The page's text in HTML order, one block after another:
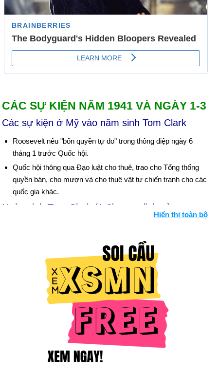
CÁC SỰ KIỆN NĂM 1941 VÀ NGÀY 1-3
Các sự kiện ở Mỹ vào năm sinh Tom Clark
Roosevelt nêu "bốn quyền tự do" trong thông điệp ngày 6
tháng 1 trước Quốc hội.
Quốc hội thông qua Đạo luật cho thuê, trao cho Tổng thống
quyền bán, cho mượn và cho thuê vật tư chiến tranh cho các
quốc gia khác.
Ngày sinh Tom Clark (1-3) trong lịch sử
Ohio trở thành tiểu bang thứ 17 thông
qua hiến pháp của Hoa Kỳ.
Ngày 1-3 năm 1864: Rebecca Lee là người phụ nữ da đen
đầu tiên được cấp bằng y khoa.
Ngày 1-3 năm 1867:Nebraska trở thành tiểu bang thứ 37 của
Ngày 1-3 năm 1872:Yellowstone trở thành Vườn quốc gia
đầu tiên trên thế giới.
Ngày 1-3 năm 1932:
Con trai 20 tháng tuổi của Charles
Hiển thị toàn bộ